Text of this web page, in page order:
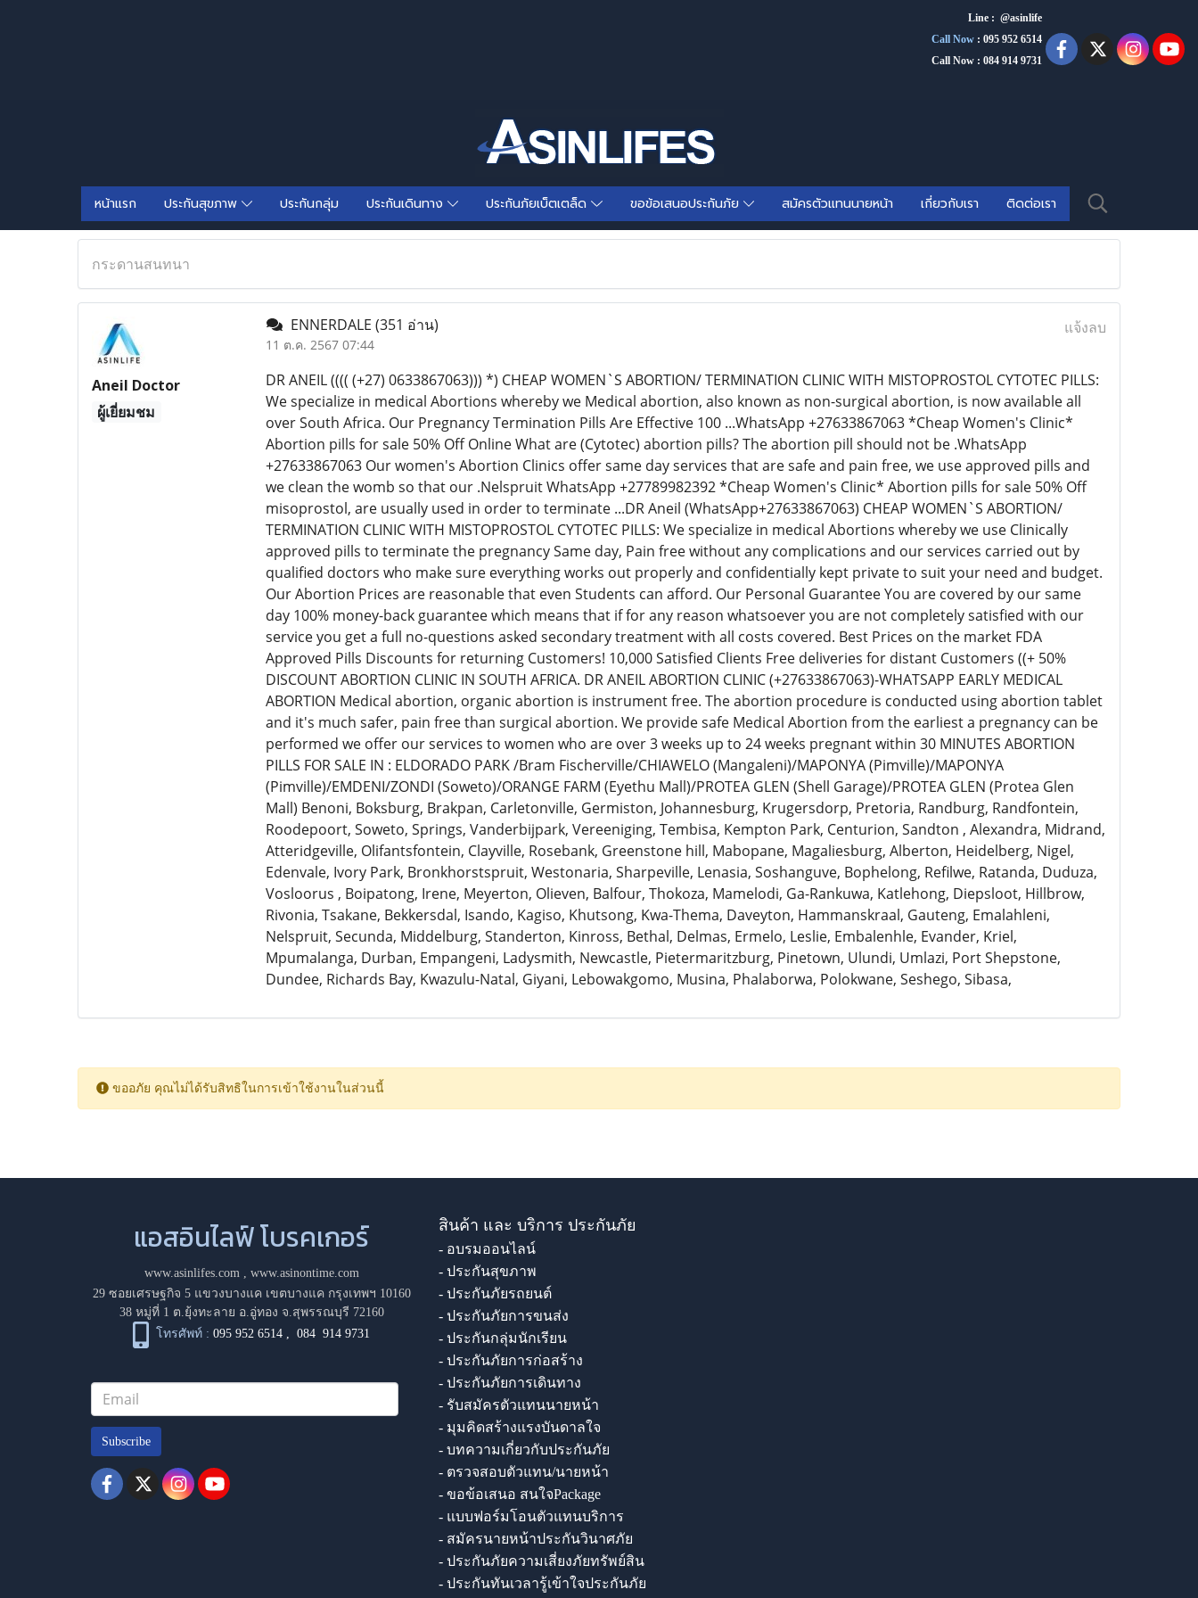
Line : @asinlife
Call Now : 095 952 6514
Call Now : 084 914 9731
หน้าแรก ประกันสุขภาพ ประกันกลุ่ม ประกันเดินทาง ประกันภัยเบ็ตเตล็ด ขอข้อเสนอประกันภัย สมัครตัวแทนนายหน้า เกี่ยวกับเรา ติดต่อเรา
กระดานสนทนา
Aneil Doctor
ผู้เยี่ยมชม
ENNERDALE (351 อ่าน)
11 ต.ค. 2567 07:44
แจ้งลบ
DR ANEIL (((( (+27) 0633867063))) *) CHEAP WOMEN`S ABORTION/ TERMINATION CLINIC WITH MISTOPROSTOL CYTOTEC PILLS:
We specialize in medical Abortions whereby we Medical abortion, also known as non-surgical abortion, is now available all
over South Africa. Our Pregnancy Termination Pills Are Effective 100 ...WhatsApp +27633867063 *Cheap Women's Clinic*
Abortion pills for sale 50% Off Online What are (Cytotec) abortion pills? The abortion pill should not be .WhatsApp
+27633867063 Our women's Abortion Clinics offer same day services that are safe and pain free, we use approved pills and
we clean the womb so that our .Nelspruit WhatsApp +27789982392 *Cheap Women's Clinic* Abortion pills for sale 50% Off
misoprostol, are usually used in order to terminate ...DR Aneil (WhatsApp+27633867063) CHEAP WOMEN`S ABORTION/
TERMINATION CLINIC WITH MISTOPROSTOL CYTOTEC PILLS: We specialize in medical Abortions whereby we use Clinically
approved pills to terminate the pregnancy Same day, Pain free without any complications and our services carried out by
qualified doctors who make sure everything works out properly and confidentially kept private to suit your need and budget.
Our Abortion Prices are reasonable that even Students can afford. Our Personal Guarantee You are covered by our same
day 100% money-back guarantee which means that if for any reason whatsoever you are not completely satisfied with our
service you get a full no-questions asked secondary treatment with all costs covered. Best Prices on the market FDA
Approved Pills Discounts for returning Customers! 10,000 Satisfied Clients Free deliveries for distant Customers ((+ 50%
DISCOUNT ABORTION CLINIC IN SOUTH AFRICA. DR ANEIL ABORTION CLINIC (+27633867063)-WHATSAPP EARLY MEDICAL
ABORTION Medical abortion, organic abortion is instrument free. The abortion procedure is conducted using abortion tablet
and it's much safer, pain free than surgical abortion. We provide safe Medical Abortion from the earliest a pregnancy can be
performed we offer our services to women who are over 3 weeks up to 24 weeks pregnant within 30 MINUTES ABORTION
PILLS FOR SALE IN : ELDORADO PARK /Bram Fischerville/CHIAWELO (Mangaleni)/MAPONYA (Pimville)/MAPONYA
(Pimville)/EMDENI/ZONDI (Soweto)/ORANGE FARM (Eyethu Mall)/PROTEA GLEN (Shell Garage)/PROTEA GLEN (Protea Glen
Mall) Benoni, Boksburg, Brakpan, Carletonville, Germiston, Johannesburg, Krugersdorp, Pretoria, Randburg, Randfontein,
Roodepoort, Soweto, Springs, Vanderbijpark, Vereeniging, Tembisa, Kempton Park, Centurion, Sandton , Alexandra, Midrand,
Atteridgeville, Olifantsfontein, Clayville, Rosebank, Greenstone hill, Mabopane, Magaliesburg, Alberton, Heidelberg, Nigel,
Edenvale, Ivory Park, Bronkhorstspruit, Westonaria, Sharpeville, Lenasia, Soshanguve, Bophelong, Refilwe, Ratanda, Duduza,
Vosloorus , Boipatong, Irene, Meyerton, Olieven, Balfour, Thokoza, Mamelodi, Ga-Rankuwa, Katlehong, Diepsloot, Hillbrow,
Rivonia, Tsakane, Bekkersdal, Isando, Kagiso, Khutsong, Kwa-Thema, Daveyton, Hammanskraal, Gauteng, Emalahleni,
Nelspruit, Secunda, Middelburg, Standerton, Kinross, Bethal, Delmas, Ermelo, Leslie, Embalenhle, Evander, Kriel,
Mpumalanga, Durban, Empangeni, Ladysmith, Newcastle, Pietermaritzburg, Pinetown, Ulundi, Umlazi, Port Shepstone,
Dundee, Richards Bay, Kwazulu-Natal, Giyani, Lebowakgomo, Musina, Phalaborwa, Polokwane, Seshego, Sibasa,
ขออภัย คุณไม่ได้รับสิทธิในการเข้าใช้งานในส่วนนี้
แอสอินไลฟ์ โบรคเกอร์
www.asinlifes.com, www.asinontime.com
29 ซอยเศรษฐกิจ 5 แขวงบางแค เขตบางแค กรุงเทพฯ 10160
38 หมู่ที่ 1 ต.ยุ้งทะลาย อ.อู่ทอง จ.สุพรรณบุรี 72160
โทรศัพท์ : 095 952 6514 ,084 914 9731
Subscribe
สินค้า และ บริการ ประกันภัย
- อบรมออนไลน์
- ประกันสุขภาพ
- ประกันภัยรถยนต์
- ประกันภัยการขนส่ง
- ประกันกลุ่มนักเรียน
- ประกันภัยการก่อสร้าง
- ประกันภัยการเดินทาง
- รับสมัครตัวแทนนายหน้า
- มุมคิดสร้างแรงบันดาลใจ
- บทความเกี่ยวกับประกันภัย
- ตรวจสอบตัวแทน/นายหน้า
- ขอข้อเสนอ สนใจPackage
- แบบฟอร์มโอนตัวแทนบริการ
- สมัครนายหน้าประกันวินาศภัย
- ประกันภัยความเสี่ยงภัยทรัพย์สิน
- ประกันทันเวลารู้เข้าใจประกันภัย